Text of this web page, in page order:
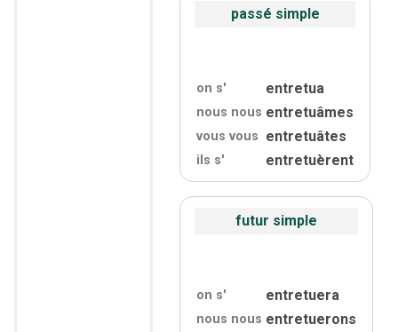
passé simple
on s' entretua
nous nous entretuâmes
vous vous entretuâtes
ils s' entretuèrent
futur simple
on s' entretuera
nous nous entretuerons